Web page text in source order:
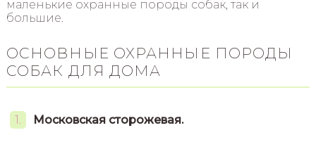
маленькие охранные породы собак, так и
большие.
ОСНОВНЫЕ ОХРАННЫЕ ПОРОДЫ
СОБАК ДЛЯ ДОМА
Московская сторожевая.